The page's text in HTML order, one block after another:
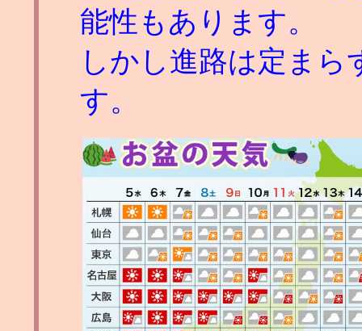
能性もあります。
しかし進路は定ま
す。